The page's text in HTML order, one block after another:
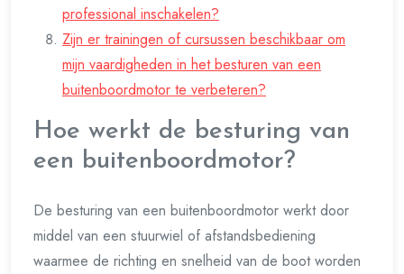
professional inschakelen?
Zijn er trainingen of cursussen beschikbaar om
mijn vaardigheden in het besturen van een
buitenboordmotor te verbeteren?
Hoe werkt de besturing van
een buitenboordmotor?
De besturing van een buitenboordmotor werkt door
middel van een stuurwiel of afstandsbediening
waarmee de richting en snelheid van de boot worden